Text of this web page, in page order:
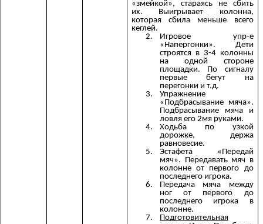
«змейкой», стараясь не сбить
их. Выигрывает колонна,
которая сбила меньше всего
кеглей.
Игровое упр-е
«Напергонки». Дети
строятся в 3-4 колонны
на одной стороне
площадки. По сигналу
первые бегут на
перегонки и т.д.
Упражнение
«Подбрасывание мяча».
Подбрасывание мяча и
ловля его 2мя руками.
Ходьба по узкой
дорожке, держа
равновесие.
Эстафета «Передай
мяч». Передавать мяч в
колонне от первого до
последнего игрока.
Передача мяча между
ног от первого до
последнего игрока в
колонне.
Подготовительная